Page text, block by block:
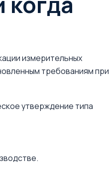
измерительных
требованиям при
утверждение типа